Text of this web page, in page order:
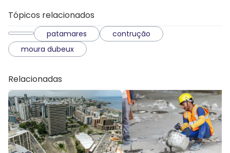
Tópicos relacionados
patamares
contrução
moura dubeux
Relacionadas